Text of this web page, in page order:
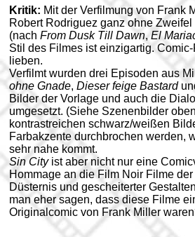
Kritik: Mit der Verfilmung von Frank
Robert Rodriguez ganz ohne
(nach From Dusk Till Dawn, El
Stil des Filmes ist einzigartig.
lieben.
Verfilmt wurden drei Episoden aus
ohne Gnade, Dieser feige Bastard
Bilder der Vorlage und auch die
umgesetzt. (Siehe Szenenbilder
kontrastreichen schwarz/weißen
Farbakzente durchbrochen werden,
sehr nahe kommt.
Sin Cityist aber nicht nur eine
Hommage an die Film Noir Filme
Düsternis und gescheiterter
man eher sagen, dass diese Filme
Originalcomic von Frank Miller